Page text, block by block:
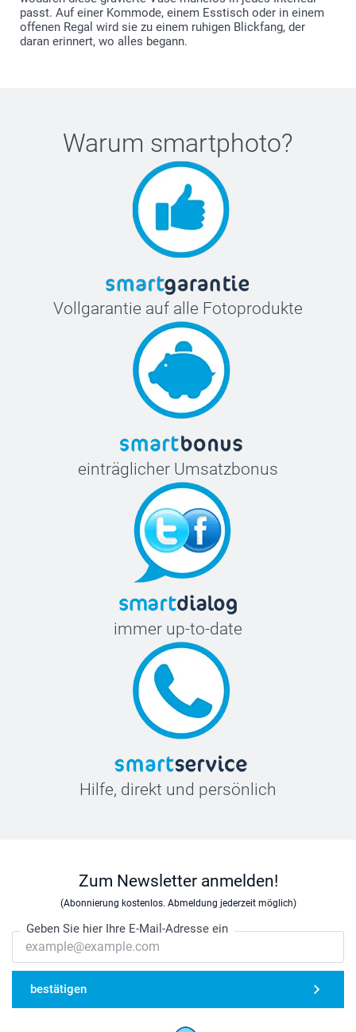
passt. Auf einer Kommode, einem Esstisch oder in einem
offenen Regal wird sie zu einem ruhigen Blickfang, der
daran erinnert, wo alles begann.
Warum smartphoto?
Vollgarantie auf alle Fotoprodukte
einträglicher Umsatzbonus
immer up-to-date
Hilfe, direkt und persönlich
Zum Newsletter anmelden!
(Abonnierung kostenlos. Abmeldung jederzeit möglich)
Geben Sie hier Ihre E-Mail-Adresse ein
bestätigen